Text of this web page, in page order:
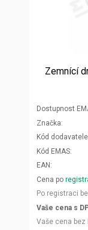
Zemnící
Dostupnost
Značka
Kód dodavatele
Kód EMAS
EAN
Cena po
Po registraci
Vaše cena s
Vaše cena bez